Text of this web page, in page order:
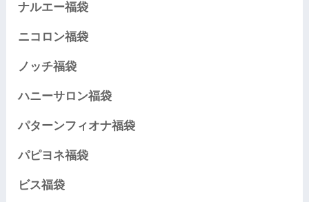
ナルエー福袋
ニコロン福袋
ノッチ福袋
ハニーサロン福袋
パターンフィオナ福袋
パピヨネ福袋
ビス福袋